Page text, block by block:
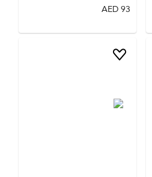
93
AED